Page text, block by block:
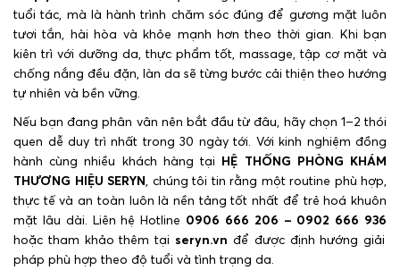
tuổi tác, mà là hành trình chăm sóc đúng để gương mặt luôn
tươi tắn, hài hòa và khỏe mạnh hơn theo thời gian. Khi bạn
kiên trì với dưỡng da, thực phẩm tốt, massage, tập cơ mặt và
chống nắng đều đặn, làn da sẽ từng bước cải thiện theo hướng
tự nhiên và bền vững.
Nếu bạn đang phân vân nên bắt đầu từ đâu, hãy chọn 1–2 thói
quen dễ duy trì nhất trong 30 ngày tới. Với kinh nghiệm đồng
hành cùng nhiều khách hàng tại HỆ THỐNG PHÒNG KHÁM
THƯƠNG HIỆU SERYN, chúng tôi tin rằng một routine phù hợp,
thực tế và an toàn luôn là nền tảng tốt nhất để trẻ hoá khuôn
mặt lâu dài. Liên hệ Hotline 0906 666 206 – 0902 666 936
hoặc tham khảo thêm tại seryn.vn để được định hướng giải
pháp phù hợp theo độ tuổi và tình trạng da.